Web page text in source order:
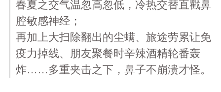
春夏之交气温忽高忽低，冷热交替直戳鼻
腔敏感神经；
再加上大扫除翻出的尘螨、旅途劳累让免
疫力掉线、朋友聚餐时辛辣酒精轮番轰
炸……多重夹击之下，鼻子不崩溃才怪。